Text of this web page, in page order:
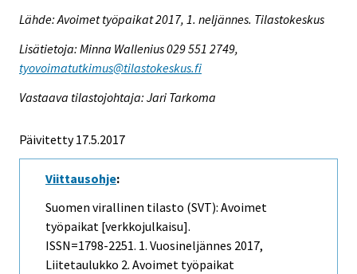
Lähde: Avoimet työpaikat 2017, 1. neljännes. Tilastokeskus
Lisätietoja: Minna Wallenius 029 551 2749,
tyovoimatutkimus@tilastokeskus.fi
Vastaava tilastojohtaja: Jari Tarkoma
Päivitetty 17.5.2017
Viittausohje:
Suomen virallinen tilasto (SVT): Avoimet
työpaikat [verkkojulkaisu].
ISSN=1798-2251. 1. Vuosineljännes 2017,
Liitetaulukko 2. Avoimet työpaikat